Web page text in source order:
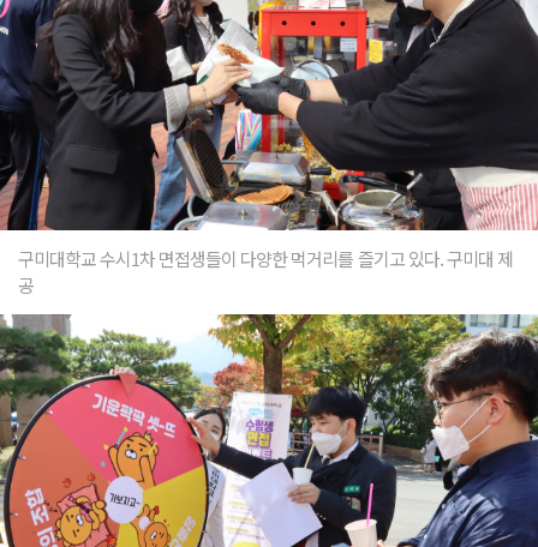
구미대학교 수시1차 면접생들이 다양한 먹거리를 즐기고 있다. 구미대 제
공